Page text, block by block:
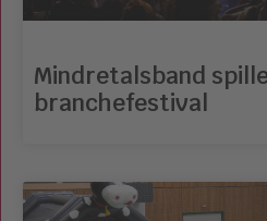
Mindretalsband
branchefestival